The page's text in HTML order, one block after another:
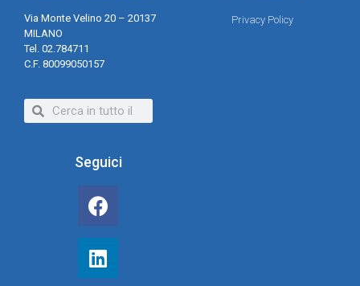
Via Monte Velino 20 – 20137
MILANO
Tel. 02.784711
C.F. 80099050157
Privacy Policy
Seguici